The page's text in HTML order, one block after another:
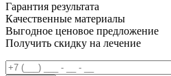
Гарантия результата
Качественные материалы
Выгодное ценовое предложение
Получить скидку на лечение